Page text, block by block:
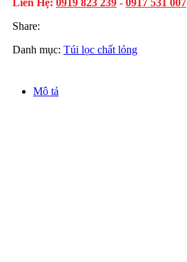
Share:
Danh mục: Túi lọc chất lỏng
Mô tả